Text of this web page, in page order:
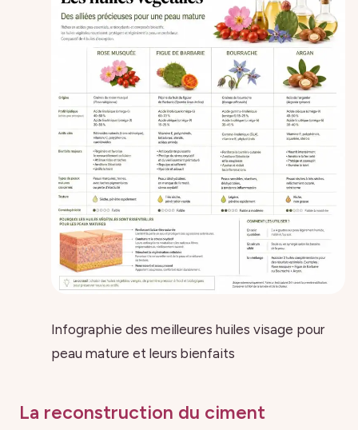
Infographie des meilleures huiles visage pour
peau mature et leurs bienfaits
La reconstruction du ciment